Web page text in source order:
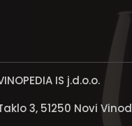
IS j.d.o.o.
3, 51250 Novi